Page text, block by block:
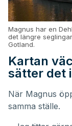
Magnus har en
det längre
Gotland.
Kartan
sätter det
När Magnus
samma ställe.